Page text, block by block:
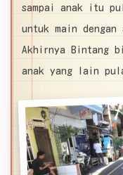
sampai anak itu
untuk main
Akhirnya Bintang
anak yang lain